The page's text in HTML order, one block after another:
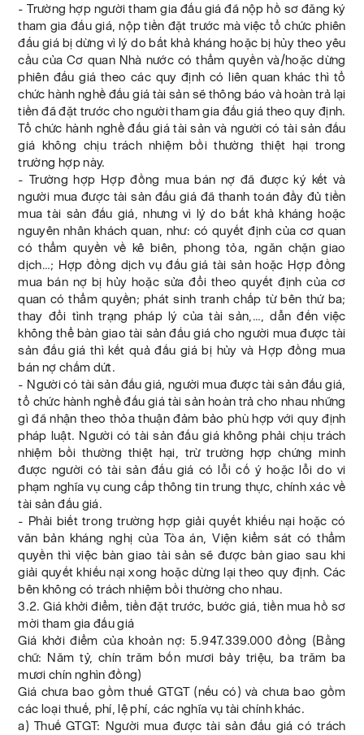
- Trường hợp người tham gia đấu giá đã nộp hồ sơ đăng ký
tham gia đấu giá, nộp tiền đặt trước mà việc tổ chức phiên
đấu giá bị dừng vì lý do bất khả kháng hoặc bị hủy theo yêu
cầu của Cơ quan Nhà nước có thẩm quyền và/hoặc dừng
phiên đấu giá theo các quy định có liên quan khác thì tổ
chức hành nghề đấu giá tài sản sẽ thông báo và hoàn trả lại
tiền đã đặt trước cho người tham gia đấu giá theo quy định.
Tổ chức hành nghề đấu giá tài sản và người có tài sản đấu
giá không chịu trách nhiệm bồi thường thiệt hại trong
trường hợp này.
- Trường hợp Hợp đồng mua bán nợ đã được ký kết và
người mua được tài sản đấu giá đã thanh toán đầy đủ tiền
mua tài sản đấu giá, nhưng vì lý do bất khả kháng hoặc
nguyên nhân khách quan, như: có quyết định của cơ quan
có thẩm quyền về kê biên, phong tỏa, ngăn chặn giao
dịch…; Hợp đồng dịch vụ đấu giá tài sản hoặc Hợp đồng
mua bán nợ bị hủy hoặc sửa đổi theo quyết định của cơ
quan có thẩm quyền; phát sinh tranh chấp từ bên thứ ba;
thay đổi tình trạng pháp lý của tài sản,…, dẫn đến việc
không thể bàn giao tài sản đấu giá cho người mua được tài
sản đấu giá thì kết quả đấu giá bị hủy và Hợp đồng mua
bán nợ chấm dứt.
- Người có tài sản đấu giá, người mua được tài sản đấu giá,
tổ chức hành nghề đấu giá tài sản hoàn trả cho nhau những
gì đã nhận theo thỏa thuận đảm bảo phù hợp với quy định
pháp luật. Người có tài sản đấu giá không phải chịu trách
nhiệm bồi thường thiệt hại, trừ trường hợp chứng minh
được người có tài sản đấu giá có lỗi cố ý hoặc lỗi do vi
phạm nghĩa vụ cung cấp thông tin trung thực, chính xác về
tài sản đấu giá.
- Phải biết trong trường hợp giải quyết khiếu nại hoặc có
văn bản kháng nghị của Tòa án, Viện kiểm sát có thẩm
quyền thì việc bàn giao tài sản sẽ được bàn giao sau khi
giải quyết khiếu nại xong hoặc dừng lại theo quy định. Các
bên không có trách nhiệm bồi thường cho nhau.
3.2. Giá khởi điểm, tiền đặt trước, bước giá, tiền mua hồ sơ
mời tham gia đấu giá
Giá khởi điểm của khoản nợ: 5.947.339.000 đồng (Bằng
chữ: Năm tỷ, chín trăm bốn mươi bảy triệu, ba trăm ba
mươi chín nghìn đồng)
Giá chưa bao gồm thuế GTGT (nếu có) và chưa bao gồm
các loại thuế, phí, lệ phí, các nghĩa vụ tài chính khác.
a) Thuế GTGT: Người mua được tài sản đấu giá có trách